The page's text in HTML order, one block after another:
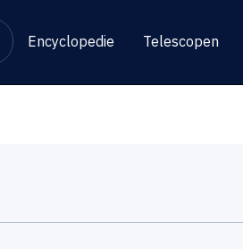
Encyclopedie Telescopen